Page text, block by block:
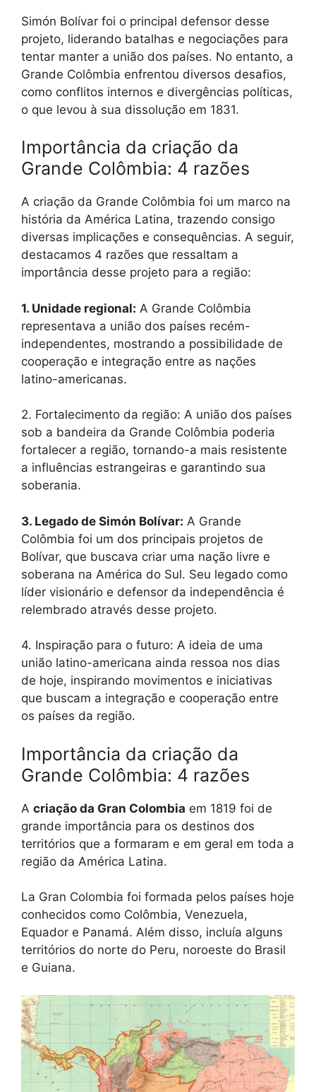
Simón Bolívar foi o principal defensor desse
projeto, liderando batalhas e negociações para
tentar manter a união dos países. No entanto, a
Grande Colômbia enfrentou diversos desafios,
como conflitos internos e divergências políticas,
o que levou à sua dissolução em 1831.
Importância da criação da
Grande Colômbia: 4 razões
A criação da Grande Colômbia foi um marco na
história da América Latina, trazendo consigo
diversas implicações e consequências. A seguir,
destacamos 4 razões que ressaltam a
importância desse projeto para a região:
1. Unidade regional: A Grande Colômbia
representava a união dos países recém-
independentes, mostrando a possibilidade de
cooperação e integração entre as nações
latino-americanas.
2. Fortalecimento da região: A união dos países
sob a bandeira da Grande Colômbia poderia
fortalecer a região, tornando-a mais resistente
a influências estrangeiras e garantindo sua
soberania.
3. Legado de Simón Bolívar: A Grande
Colômbia foi um dos principais projetos de
Bolívar, que buscava criar uma nação livre e
soberana na América do Sul. Seu legado como
líder visionário e defensor da independência é
relembrado através desse projeto.
4. Inspiração para o futuro: A ideia de uma
união latino-americana ainda ressoa nos dias
de hoje, inspirando movimentos e iniciativas
que buscam a integração e cooperação entre
os países da região.
Importância da criação da
Grande Colômbia: 4 razões
A criação da Gran Colombia em 1819 foi de
grande importância para os destinos dos
territórios que a formaram e em geral em toda a
região da América Latina.
La Gran Colombia foi formada pelos países hoje
conhecidos como Colômbia, Venezuela,
Equador e Panamá. Além disso, incluía alguns
territórios do norte do Peru, noroeste do Brasil
e Guiana.